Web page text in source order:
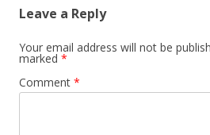
Leave a Reply
Your email address will not be
marked *
Comment *